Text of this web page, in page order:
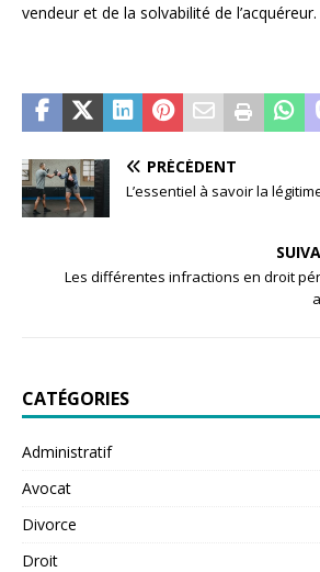
vendeur et de la solvabilité de l’acquéreur.
PRÉCÉDENT
L’essentiel à savoir la
Les différentes infractions en droit
CATÉGORIES
Administratif
Avocat
Divorce
Droit